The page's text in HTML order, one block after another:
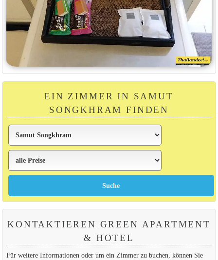
EIN ZIMMER IN SAMUT
SONGKHRAM FINDEN
KONTAKTIEREN GREEN APARTMENT
& HOTEL
Für weitere Informationen oder um ein Zimmer zu buchen, können Sie